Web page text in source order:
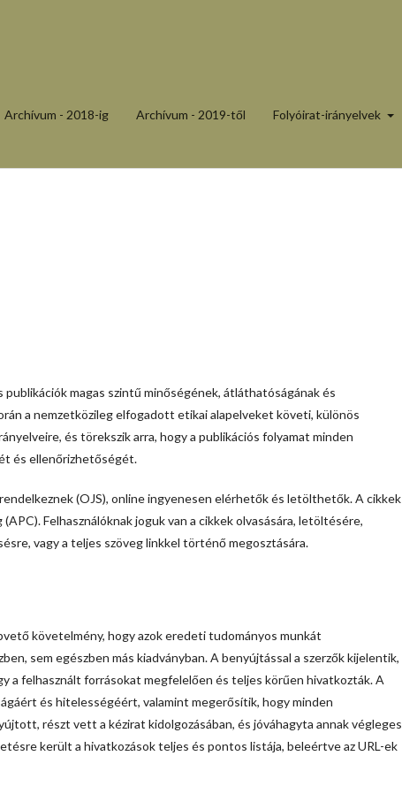
Archívum - 2018-ig Archívum - 2019-től Folyóirat-irányelvek
magas szintű minőségének, átláthatóságának és
a nemzetközileg elfogadott etikai alapelveket követi, különös
és törekszik arra, hogy a publikációs folyamat minden
és ellenőrizhetőségét.
(OJS), online ingyenesen elérhetők és letölthetők. A cikkek
Felhasználóknak joguk van a cikkek olvasására, letöltésére,
vagy a teljes szöveg linkkel történő megosztására.
követelmény, hogy azok eredeti tudományos munkát
sem egészben más kiadványban. A benyújtással a szerzők kijelentik,
a felhasznált forrásokat megfelelően és teljes körűen hivatkozták. A
és hitelességéért, valamint megerősítik, hogy minden
részt vett a kézirat kidolgozásában, és jóváhagyta annak végleges
került a hivatkozások teljes és pontos listája, beleértve az URL-ek